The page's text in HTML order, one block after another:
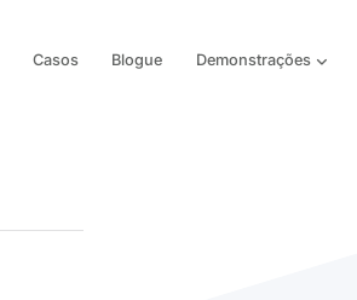
Casos Blogue Demonstrações